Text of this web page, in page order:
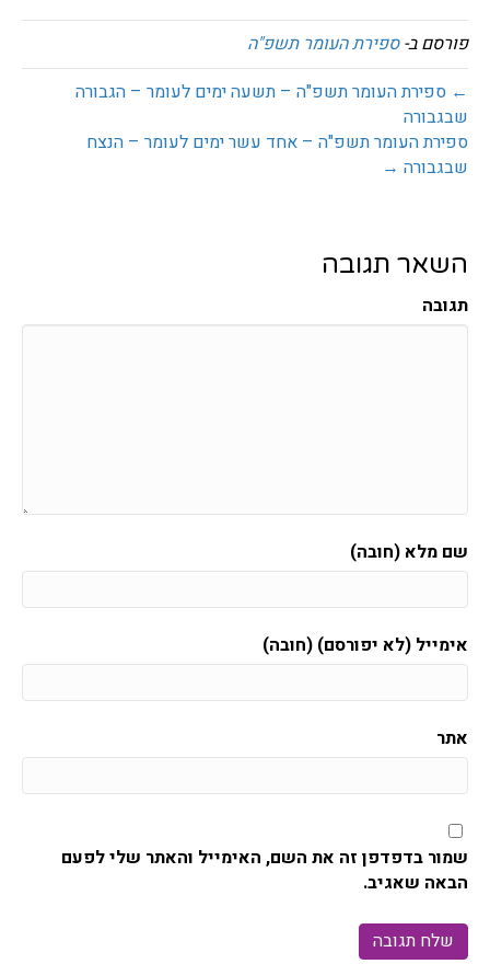
פורסם ב-ספירת העומר תשפ"ה
← ספירת העומר תשפ"ה – תשעה ימים לעומר – הגבורה
שבגבורה
ספירת העומר תשפ"ה – אחד עשר ימים לעומר – הנצח
שבגבורה →
השאר תגובה
תגובה
שם מלא (חובה)
אימייל (לא יפורסם) (חובה)
אתר
שמור בדפדפן זה את השם, האימייל והאתר שלי לפעם
הבאה שאגיב.